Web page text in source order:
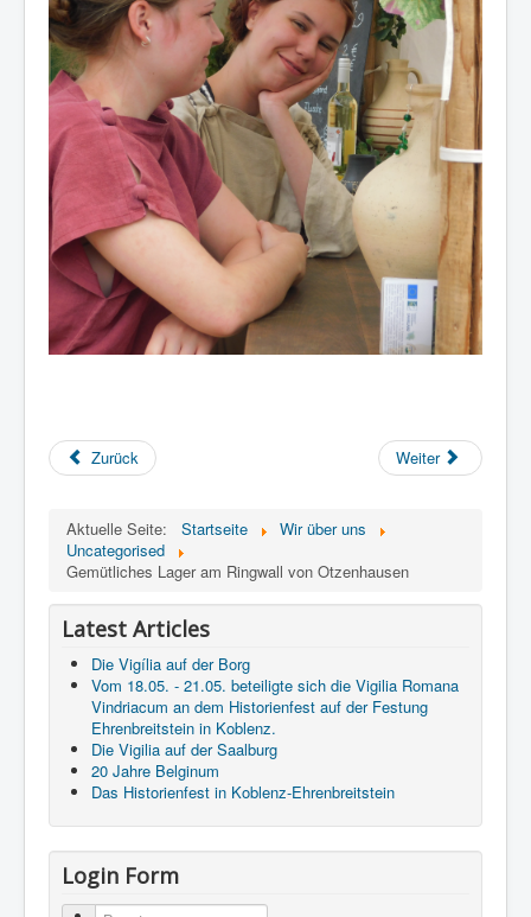
Zurück Weiter
Aktuelle Seite: Startseite
Wir über uns
Uncategorised
Gemütliches Lager am Ringwall von Otzenhausen
Latest Articles
Die Vigília auf der Borg
Vom 18.05. - 21.05. beteiligte sich die Vigilia Romana
Vindriacum an dem Historienfest auf der Festung
Ehrenbreitstein in Koblenz.
Die Vigilia auf der Saalburg
20 Jahre Belginum
Das Historienfest in Koblenz-Ehrenbreitstein
Login Form